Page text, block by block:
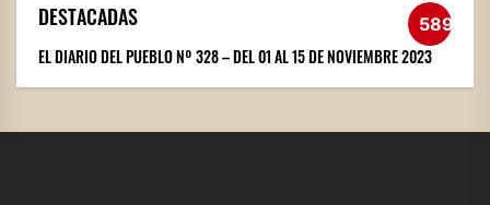
DESTACADAS 589
EL DIARIO DEL PUEBLO Nº 328 – DEL 01 AL 15 DE NOVIEMBRE 2023